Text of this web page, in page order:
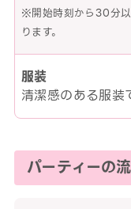
※開始時刻から30分
ります。
服装
清潔感のある服装
パーティーの